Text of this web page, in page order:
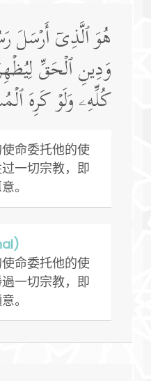
هُوَ ٱلَّذِیۤ أَرۡسَلَ
وَدِینِ ٱلۡحَقِّ
كُلِّهِۦ وَلَوۡ كَرِهَ
命委托他的使
一切宗教，即
。
命委托他的使
一切宗教，即
。